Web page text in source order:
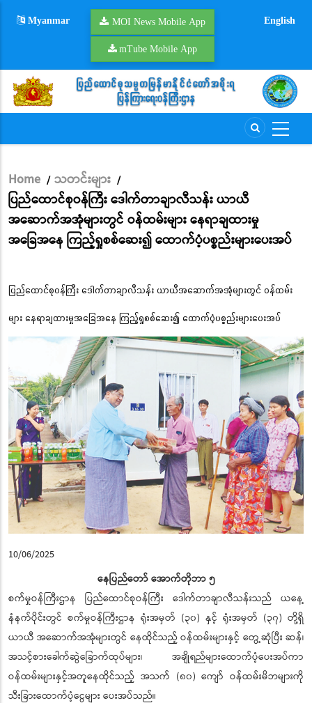
Myanmar MOI News Mobile App
mTube Mobile App
English
Breadcrumb
Home / သတင်းများ /
ပြည်ထောင်စုဝန်ကြီး ဒေါက်တာချာလီသန်း ယာယီ
အဆောက်အအုံများတွင် ဝန်ထမ်းများ နေရာချထားမှု
အခြေအနေ ကြည့်ရှုစစ်ဆေး၍ ထောက်ပံ့ပစ္စည်းများပေးအပ်
ပြည်ထောင်စုဝန်ကြီး ဒေါက်တာချာလီသန်း ယာယီအဆောက်အအုံများတွင် ဝန်ထမ်း
များ နေရာချထားမှုအခြေအနေ ကြည့်ရှုစစ်ဆေး၍ ထောက်ပံ့ပစ္စည်းများပေးအပ်
10/06/2025
နေပြည်တော် အောက်တိုဘာ ၅
စက်မှုဝန်ကြီးဌာန ပြည်ထောင်စုဝန်ကြီး ဒေါက်တာချာလီသန်းသည် ယနေ့
နံနက်ပိုင်းတွင် စက်မှုဝန်ကြီးဌာန ရုံးအမှတ် (၃၀) နှင့် ရုံးအမှတ် (၃၇) တို့ရှိ
ယာယီ အဆောက်အအုံများတွင် နေထိုင်သည့် ဝန်ထမ်းများနှင့် တွေ့ဆုံပြီး ဆန်၊
အသင့်စားခေါက်ဆွဲခြောက်ထုပ်များ၊ အချိုရည်များထောက်ပံ့ပေးအပ်ကာ
ဝန်ထမ်းများနှင့်အတူနေထိုင်သည့် အသက် (၈၀) ကျော် ဝန်ထမ်းမိဘများကို
သီးခြားထောက်ပံ့ငွေများ ပေးအပ်သည်။